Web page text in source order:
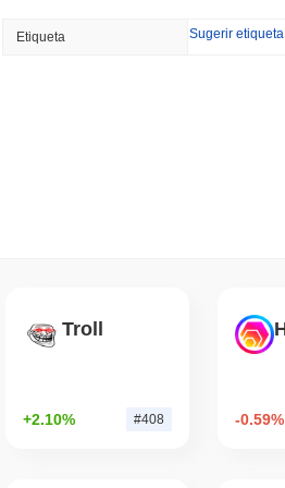
al 1.5%
depende de una ventana de
Etiqueta Sugerir etiqueta
Troll
+2.10% #408 -0.59%